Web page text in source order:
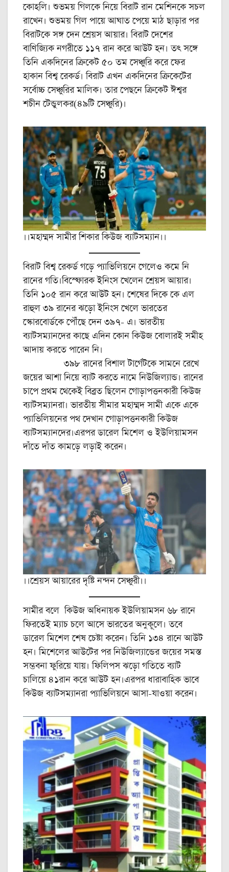
কোহলি। শুভময় গিলকে নিয়ে বিরাট রান মেশিনকে সচল
রাখেন। শুভময় গিল পায়ে আঘাত পেয়ে মাঠ ছাড়ার পর
বিরাটকে সঙ্গ দেন শ্রেয়স আয়ার। বিরাট দেশের
বাণিজ্যিক নগরীতে ১১৭ রান করে আউট হন। তৎ সঙ্গে
তিনি একদিনের ক্রিকেট ৫০ তম সেঞ্চুরি করে ফের
হাকান বিশ্ব রেকর্ড। বিরাট এখন একদিনের ক্রিকেটের
সর্বোচ্চ সেঞ্চুরির মালিক। তার পেছনে ক্রিকেট ঈশ্বর
শচীন টেন্ডুলকর(৪৯টি সেঞ্চুরি)।
।।মহাম্মদ সামীর শিকার কিউজ ব্যাটসম্যান।।
বিরাট বিশ্ব রেকর্ড গড়ে প্যাভিলিয়নে গেলেও কমে নি
রানের গতি।বিস্ফোরক ইনিংস খেলেন শ্রেয়স আয়ার।
তিনি ১০৫ রান করে আউট হন। শেষের দিকে কে এল
রাহুল ৩৯ রানের ঝড়ো ইনিংস খেলে ভারতের
স্কোরবোর্ডকে পৌঁছে দেন ৩৯৭- এ। ভারতীয়
ব্যাটসম্যানদের কাছে এদিন কোন কিউজ বোলারই সমীহ
আদায় করতে পারেন নি।
৩৯৮ রানের বিশাল টার্গেটকে সামনে রেখে
জয়ের আশা নিয়ে ব্যাট করতে নামে নিউজিল্যান্ড। রানের
চাপে প্রথম থেকেই বিব্রত ছিলেন গোড়াপত্তনকারী কিউজ
ব্যাটসম্যানরা। ভারতীয় সীমার মহাম্মদ সামী একে একে
প্যাভিলিয়নের পথ দেখান গোড়াপত্তনকারী কিউজ
ব্যাটসম্যানদের।এরপর ডারেল মিশেল ও ইউলিয়ামসন
দাঁতে দাঁত কামড়ে লড়াই করেন।
।।শ্রেয়স আয়ারের দৃষ্টি নন্দন সেঞ্চুরী।।
সামীর বলে কিউজ অধিনায়ক ইউলিয়ামসন ৬৮ রানে
ফিরতেই ম্যাচ চলে আসে ভারতের অনুকূলে। তবে
ডারেল মিশেল শেষ চেষ্টা করেন। তিনি ১৩৪ রানে আউট
হন। মিশেলের আউটের পর নিউজিল্যান্ডের জয়ের সমস্ত
সম্ভবনা ফুরিয়ে যায়। ফিলিপস ঝড়ো গতিতে ব্যাট
চালিয়ে ৪১রান করে আউট হন।এরপর ধারাবাহিক ভাবে
কিউজ ব্যাটসম্যানরা প্যাভিলিয়নে আসা-যাওয়া করেন।